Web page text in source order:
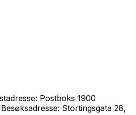
Postboks 1900
Stortingsgata 28,